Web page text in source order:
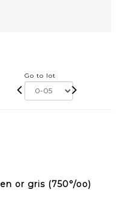
Go to lot
or gris (750°/oo)